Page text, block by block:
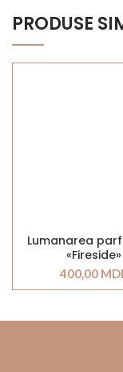
PRODUSE
Lumanarea
«Fireside»
400,00